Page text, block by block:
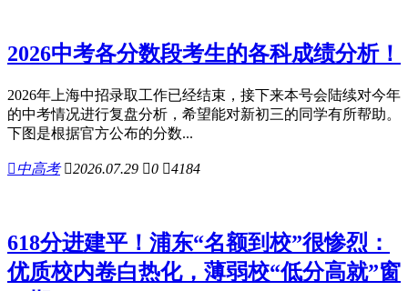
2026中考各分数段考生的各科成绩分析！
2026年上海中招录取工作已经结束，接下来本号会陆续对今年
的中考情况进行复盘分析，希望能对新初三的同学有所帮助。
下图是根据官方公布的分数...
中高考 2026.07.29 0 4184
618分进建平！浦东“名额到校”很惨烈：
优质校内卷白热化，薄弱校“低分高就”窗